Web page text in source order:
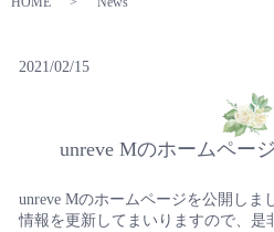
2021/02/15
unreve Mのホームペー
unreve Mのホームページを公開しま
情報を更新してまいりますので、是